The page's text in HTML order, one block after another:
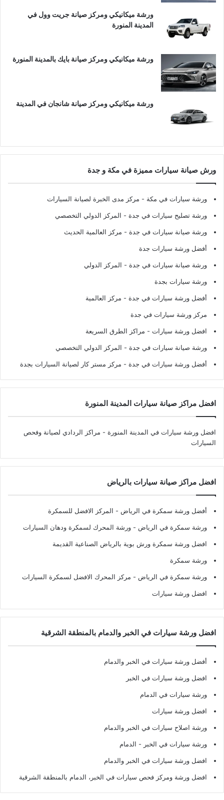
ورشة ميكانيكي ومركز صيانة جريت وول في
المدينة المنورة
ورشة ميكانيكي ومركز صيانة بايك بالمدينة المنورة
ورشة ميكانيكي ومركز صيانة شانجان في المدينة
ورش صيانة سيارات مميزة في مكة و جدة
ورشة سيارات في مكة - مركز مدى الخبرة لصيانة السيارات
ورشة تصليح سيارات في جدة - المركز الدولي التخصصي
ورشة صيانة سيارات في جدة - مركز العالمية الحديث
أفضل ورشة سيارات جدة
ورشة صيانة سيارات في جدة - المركز الدولي
ورشة سيارات بجدة
أفضل ورشة سيارات في جدة - مركز العالمية
مركز ورشة سيارات في جدة
افضل ورشة سيارات - مراكز الطرق السريعة
ورشة صيانة سيارات في جدة - المركز الدولي التخصصي
أفضل ورشة سيارات في جدة - مركز مستر كار لصيانة السيارات بجدة
افضل مراكز صيانة سيارات المدينة المنورة
افضل ورشة سيارات في المدينة المنورة - مراكز الردادي لصيانة وفحص
السيارات
افضل مراكز صيانة سيارات بالرياض
أفضل ورشة سمكرة في الرياض - المركز الافضل للسمكرة
ورشة سمكرة في الرياض - ورشة المحرك لسمكرة ودهان السيارات
افضل ورشة سمكرة ورش بوية بالرياض الصناعية القديمة
ورشة سمكرة
ورشة سمكرة في الرياض - مركز المحرك الافضل لسمكرة السيارات
افضل ورشة سيارات
افضل ورشة سيارات في الخبر والدمام بالمنطقة الشرقية
أفضل ورشة سيارات في الخبر والدمام
افضل ورشة سيارات في الخبر
ورشة سيارات في الدمام
افضل ورشة سيارات
ورشة اصلاح سيارات في الخبر والدمام
ورشة سيارات في الخبر - الدمام
افضل ورشة سيارات في الخبر والدمام
افضل ورشة ومركز فحص سيارات في الخبر، الدمام بالمنطقة الشرقية